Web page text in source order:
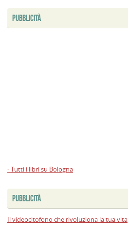
PUBBLICITÀ
- Tutti i libri su Bologna
PUBBLICITÀ
Il videocitofono che rivoluziona la tua vita